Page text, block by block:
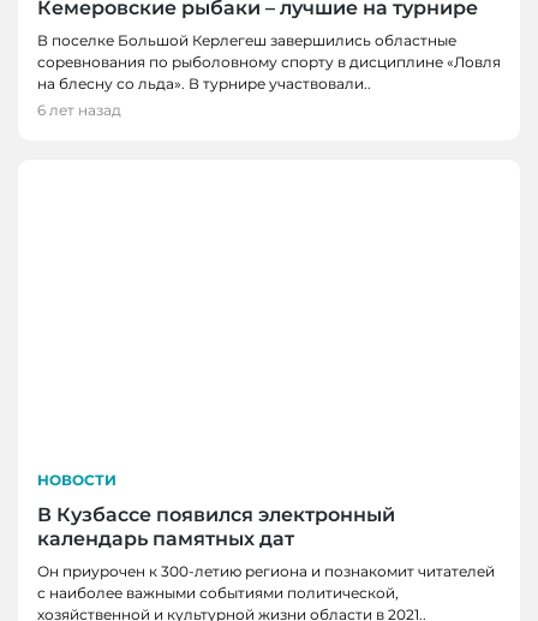
Кемеровские рыбаки – лучшие на турнире
В поселке Большой Керлегеш завершились областные
соревнования по рыболовному спорту в дисциплине «Ловля
на блесну со льда». В турнире участвовали..
6 лет назад
НОВОСТИ
В Кузбассе появился электронный
календарь памятных дат
Он приурочен к 300-летию региона и познакомит читателей
с наиболее важными событиями политической,
хозяйственной и культурной жизни области в 2021..